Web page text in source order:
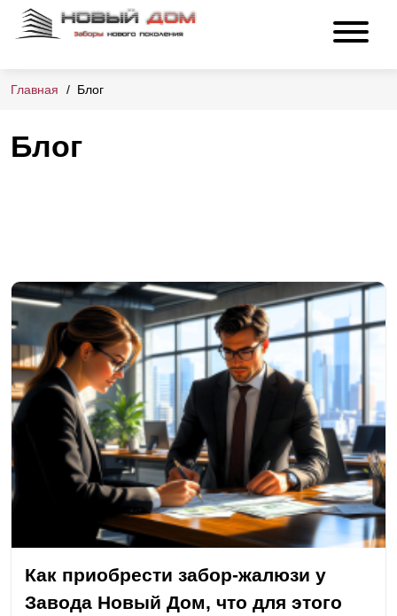
Главная Блог
Блог
Как приобрести забор-жалюзи у
Завода Новый Дом, что для этого